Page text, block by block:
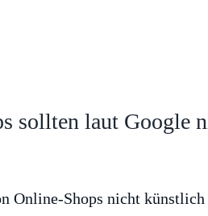
sollten laut Google
Online-Shops nicht